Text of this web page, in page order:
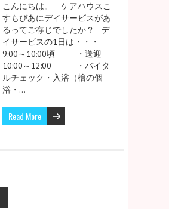
こんにちは。 ケアハウスこ
すもぴあにデイサービスがあ
るってご存じでしたか？ デ
イサービスの1日は・・・
9:00～10:00頃 ・送迎
10:00～12:00 ・バイタ
ルチェック・入浴（檜の個
浴・…
Read More